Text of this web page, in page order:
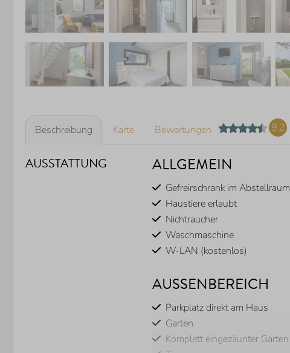
Beschreibung Karte Bewertungen 9,2
AUSSTATTUNG ALLGEMEIN
Gefreirschrank im Abstellraum
Haustiere erlaubt
Nichtraucher
Waschmaschine
W-LAN (kostenlos)
AUSSENBEREICH
Parkplatz direkt am Haus
Garten
Komplett eingezäunter Garten